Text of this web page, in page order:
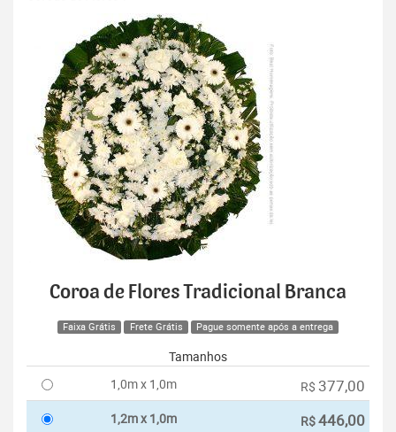
Coroa de Flores Tradicional Branca
Faixa Grátis Frete Grátis Pague somente após a entrega
Tamanhos
1,0m x 1,0m
R$ 377,00
1,2m x 1,0m R$446,00